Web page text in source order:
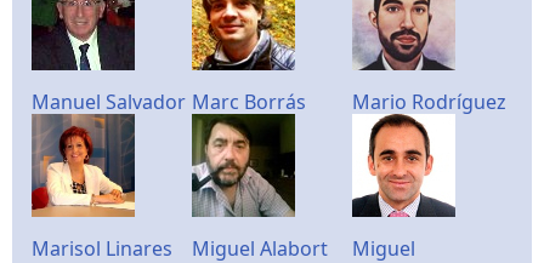
Manuel Salvador Marc Borrás Mario Rodríguez
Marisol Linares Miguel Alabort
Miguel